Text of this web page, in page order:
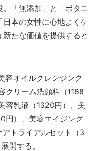
「無添加」と「ボタニ
本の女性に心地よくケ
たな価値を提供すると
容オイルクレンジング
クリーム洗顔料（1188
容乳液（1620円）、美
円）、美容エイジング
トライアルセット（3
開する。